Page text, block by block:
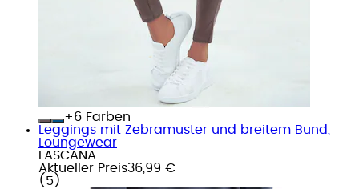
+
Farben
Leggings mit Zebramuster und breitem Bund,
Loungewear
LASCANA
Aktueller Preis36,99 €
( 5 )